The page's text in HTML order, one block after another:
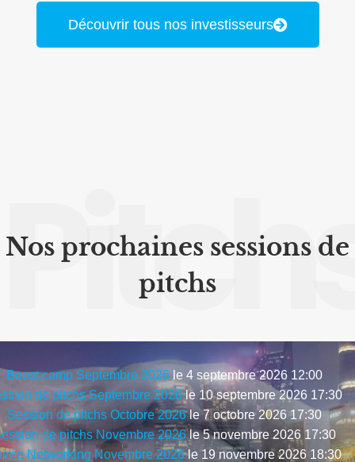
Découvrir tous nos investisseurs
Nos prochaines sessions de
pitchs
Boost camp Septembre 2026le 4 septembre 2026 12:00
de pitchs Septembre 2026le 10 septembre 2026 17:30
Session de pitchs Octobre 2026le 7 octobre 2026 17:30
de pitchs Novembre 2026le 5 novembre 2026 17:30
Networking Novembre 2026le 19 novembre 2026 18:30